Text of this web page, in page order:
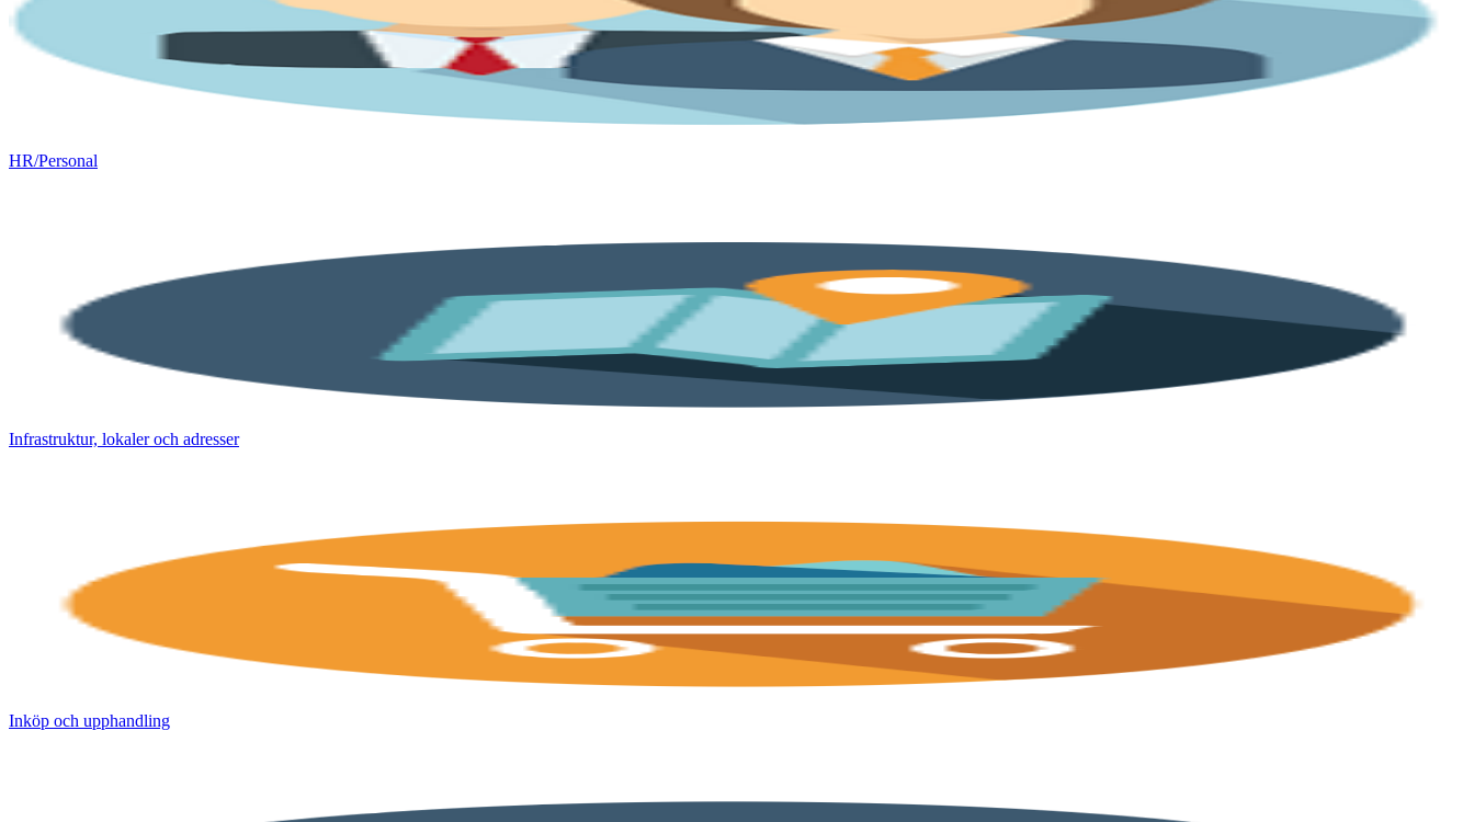
HR/Personal
Infrastruktur, lokaler och adresser
Inköp och upphandling